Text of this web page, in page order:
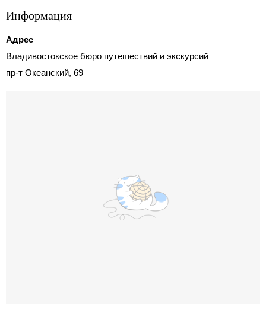
Информация
Адрес
Владивостокское бюро путешествий и экскурсий
пр-т Океанский, 69